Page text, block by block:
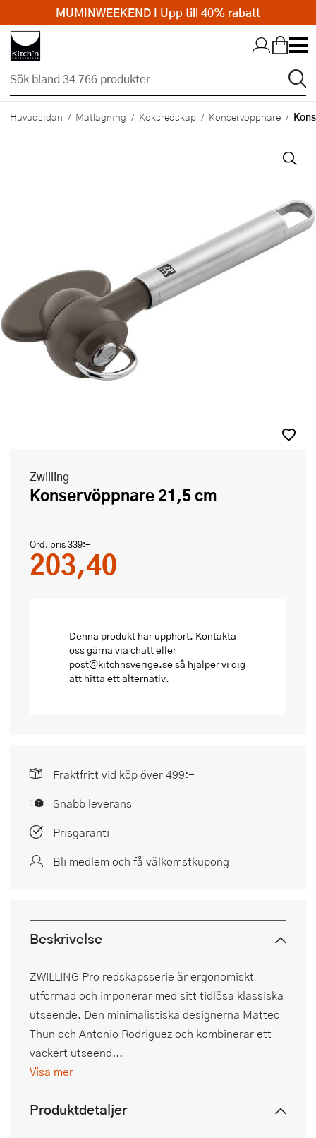
Hopp till huvudinnehållet
Huvudsidan Matlagning Köksredskap Konservöppnare
Zwilling
Konservöppnare 21,5 cm
Ord. pris339:-
203,40
Denna produkt har upphört. Kontakta
oss gärna via chatt eller
post@kitchnsverige.se så hjälper vi dig
att hitta ett alternativ.
Fraktfritt vid köp över 499:-
Snabb leverans
Prisgaranti
Bli medlem och få välkomstkupong
Beskrivelse
ZWILLING Pro redskapsserie är ergonomiskt
utformad och imponerar med sitt tidlösa klassiska
utseende. Den minimalistiska designerna Matteo
Thun och Antonio Rodriguez och kombinerar ett
vackert utseend...
Visa mer
Produktdetaljer
MUMINWEEKEND I Upp till 40% rabatt